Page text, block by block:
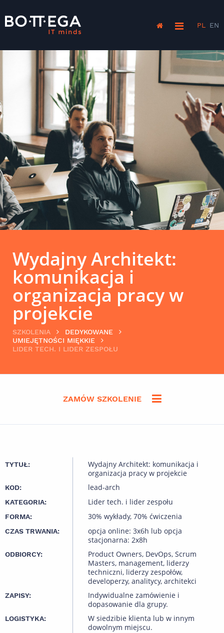
PL EN
Wydajny Architekt:
komunikacja i
organizacja pracy w
projekcie
SZKOLENIA
DEDYKOWANE
UMIEJĘTNOŚCI MIĘKKIE
LIDER TECH. I LIDER ZESPOŁU
ZAMÓW SZKOLENIE
TYTUŁ:
Wydajny Architekt: komunikacja i
organizacja pracy w projekcie
KOD: lead-arch
KATEGORIA: Lider tech. i lider zespołu
FORMA: 30% wykłady, 70% ćwiczenia
CZAS TRWANIA:
opcja online: 3x6h lub opcja
stacjonarna: 2x8h
ODBIORCY:
Product Owners, DevOps, Scrum
Masters, management, liderzy
techniczni, liderzy zespołów,
developerzy, analitycy, architekci
ZAPISY:
Indywidualne zamówienie i
dopasowanie dla grupy.
LOGISTYKA:
W siedzibie klienta lub w innym
dowolnym miejscu.